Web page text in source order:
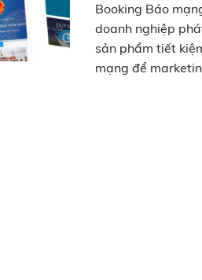
Booking Báo
doanh nghiệp
sản phẩm tiết
mạng để